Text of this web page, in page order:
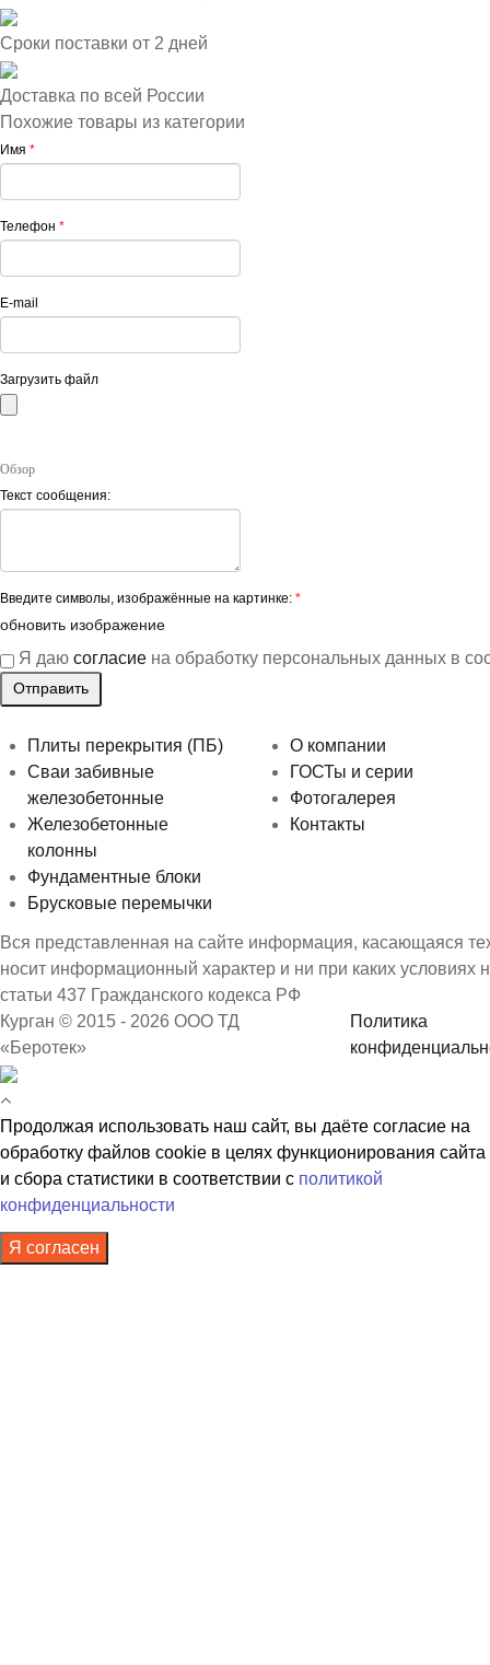
Сроки поставки от 2 дней
Доставка по всей России
Похожие товары из категории
Имя *
Телефон *
E-mail
Загрузить файл
Обзор
Текст сообщения:
Введите символы, изображённые на картинке: *
обновить изображение
Я даю согласие на обработку персональных данных в
Плиты перекрытия (ПБ)
Сваи забивные
железобетонные
Железобетонные
колонны
Фундаментные блоки
Брусковые перемычки
О компании
ГОСТы и серии
Фотогалерея
Контакты
Вся представленная на сайте информация, касающаяся
носит информационный характер и ни при каких
статьи 437 Гражданского кодекса РФ
Курган © 2015 - 2026 ООО ТД
«Беротек»
Политика
Продолжая использовать наш сайт, вы даёте согласие на
обработку файлов cookie в целях функционирования сайта
и сбора статистики в соответствии с политикой
конфиденциальности
Я согласен